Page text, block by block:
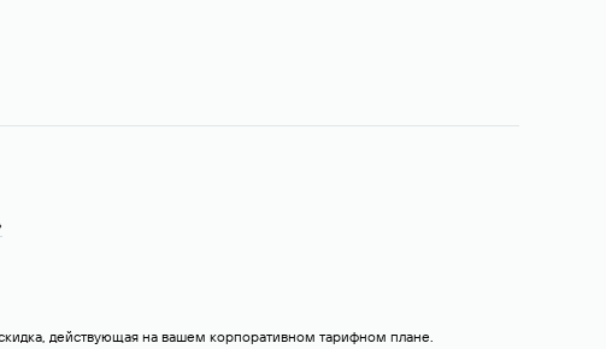
действующая на вашем корпоративном тарифном плане.